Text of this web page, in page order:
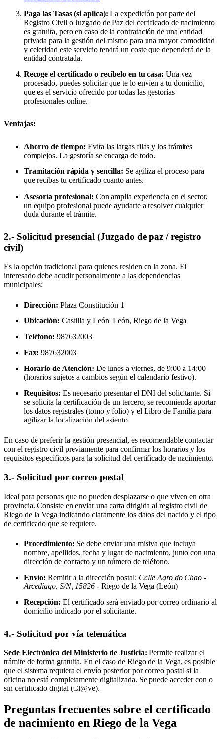
Paga las Tasas (si aplica): La expedición por parte del
Registro Civil o Juzgado de Paz del certificado de nacimiento
es gratuita, pero en caso de la contratación de una entidad
privada para la gestión del mismo para una mayor comodidad
y celeridad este servicio tendrá un coste que dependerá de la
entidad contratada.
Recoge el certificado o recíbelo en tu casa: Una vez
procesado, puedes solicitar que te lo envíen a tu domicilio,
que es el servicio ofrecido por todas las gestorías
profesionales online.
Ventajas:
Ahorro de tiempo: Evita las largas filas y los trámites
complejos. La gestoría se encarga de todo.
Tramitación rápida y sencilla: Se agiliza el proceso para
que recibas tu certificado cuanto antes.
Asesoría profesional: Con amplia experiencia en el sector,
un equipo profesional puede ayudarte a resolver cualquier
duda durante el trámite.
2.- Solicitud presencial (Juzgado de paz / registro
civil)
Es la opción tradicional para quienes residen en la zona. El
interesado debe acudir personalmente a las dependencias
municipales:
Dirección: Plaza Constitución 1
Ubicación: Castilla y León, León, Riego de la Vega
Teléfono: 987632003
Fax: 987632003
Horario de Atención: De lunes a viernes, de 9:00 a 14:00
(horarios sujetos a cambios según el calendario festivo).
Requisitos: Es necesario presentar el DNI del solicitante. Si
se solicita la certificación de un tercero, se recomienda aportar
los datos registrales (tomo y folio) y el Libro de Familia para
agilizar la localización del asiento.
En caso de preferir la gestión presencial, es recomendable contactar
con el registro civil previamente para confirmar los horarios y los
requisitos específicos para la solicitud del certificado de nacimiento.
3.- Solicitud por correo postal
Ideal para personas que no pueden desplazarse o que viven en otra
provincia. Consiste en enviar una carta dirigida al registro civil de
Riego de la Vega indicando claramente los datos del nacido y el tipo
de certificado que se requiere.
Procedimiento: Se debe enviar una misiva que incluya
nombre, apellidos, fecha y lugar de nacimiento, junto con una
dirección de contacto y un número de teléfono.
Envío: Remitir a la dirección postal: Calle Agro do Chao -
Arcediago, S/N, 15826 - Riego de la Vega (León)
Recepción: El certificado será enviado por correo ordinario al
domicilio indicado por el solicitante.
4.- Solicitud por vía telemática
Sede Electrónica del Ministerio de Justicia: Permite realizar el
trámite de forma gratuita. En el caso de Riego de la Vega, es posible
que el sistema requiera el envío posterior por correo postal si la
oficina no está completamente digitalizada. Se puede acceder con o
sin certificado digital (Cl@ve).
Preguntas frecuentes sobre el certificado
de nacimiento en Riego de la Vega